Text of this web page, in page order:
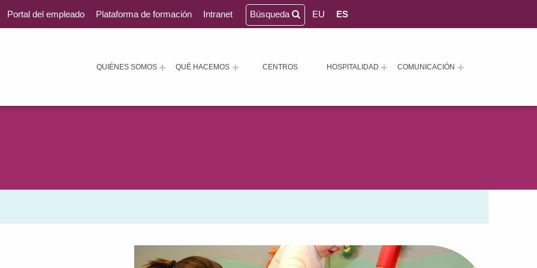
QUIÉNES SOMOS QUÉ HACEMOS CENTROS HOSPITALIDAD COMUNICACIÓN
Portal del empleado Plataforma de formación Intranet Búsqueda EU ES